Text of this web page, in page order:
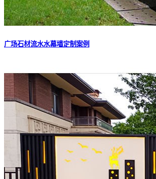
广场石材流水水幕墙定制案例